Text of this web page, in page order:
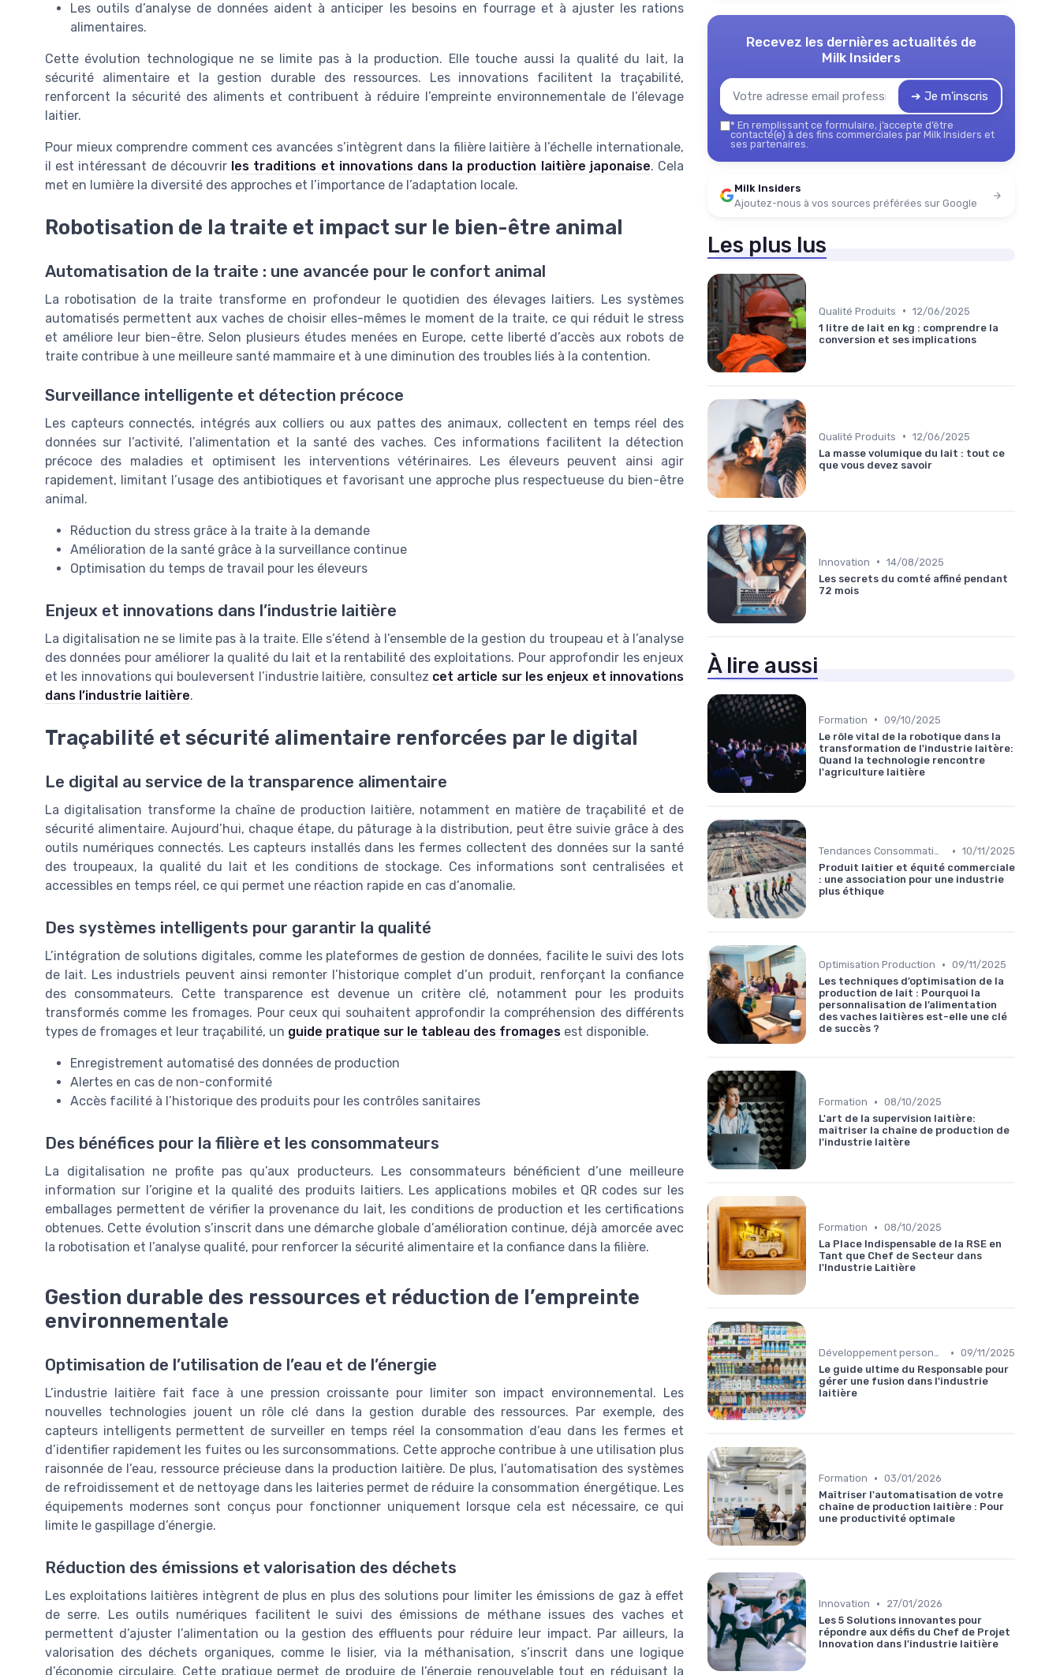
Les outils d’analyse de données aident à anticiper les besoins en fourrage et à ajuster les rations
alimentaires.
Cette évolution technologique ne se limite pas à la production. Elle touche aussi la qualité du lait, la
sécurité alimentaire et la gestion durable des ressources. Les innovations facilitent la traçabilité,
renforcent la sécurité des aliments et contribuent à réduire l’empreinte environnementale de l’élevage
laitier.
Pour mieux comprendre comment ces avancées s’intègrent dans la filière laitière à l’échelle internationale,
il est intéressant de découvrir les traditions et innovations dans la production laitière japonaise. Cela
met en lumière la diversité des approches et l’importance de l’adaptation locale.
Robotisation de la traite et impact sur le bien-être animal
Automatisation de la traite : une avancée pour le confort animal
La robotisation de la traite transforme en profondeur le quotidien des élevages laitiers. Les systèmes
automatisés permettent aux vaches de choisir elles-mêmes le moment de la traite, ce qui réduit le stress
et améliore leur bien-être. Selon plusieurs études menées en Europe, cette liberté d’accès aux robots de
traite contribue à une meilleure santé mammaire et à une diminution des troubles liés à la contention.
Surveillance intelligente et détection précoce
Les capteurs connectés, intégrés aux colliers ou aux pattes des animaux, collectent en temps réel des
données sur l’activité, l’alimentation et la santé des vaches. Ces informations facilitent la détection
précoce des maladies et optimisent les interventions vétérinaires. Les éleveurs peuvent ainsi agir
rapidement, limitant l’usage des antibiotiques et favorisant une approche plus respectueuse du bien-être
animal.
Réduction du stress grâce à la traite à la demande
Amélioration de la santé grâce à la surveillance continue
Optimisation du temps de travail pour les éleveurs
Enjeux et innovations dans l’industrie laitière
La digitalisation ne se limite pas à la traite. Elle s’étend à l’ensemble de la gestion du troupeau et à l’analyse
des données pour améliorer la qualité du lait et la rentabilité des exploitations. Pour approfondir les enjeux
et les innovations qui bouleversent l’industrie laitière, consultez cet article sur les enjeux et innovations
dans l’industrie laitière.
Traçabilité et sécurité alimentaire renforcées par le digital
Le digital au service de la transparence alimentaire
La digitalisation transforme la chaîne de production laitière, notamment en matière de traçabilité et de
sécurité alimentaire. Aujourd’hui, chaque étape, du pâturage à la distribution, peut être suivie grâce à des
outils numériques connectés. Les capteurs installés dans les fermes collectent des données sur la santé
des troupeaux, la qualité du lait et les conditions de stockage. Ces informations sont centralisées et
accessibles en temps réel, ce qui permet une réaction rapide en cas d’anomalie.
Des systèmes intelligents pour garantir la qualité
L’intégration de solutions digitales, comme les plateformes de gestion de données, facilite le suivi des lots
de lait. Les industriels peuvent ainsi remonter l’historique complet d’un produit, renforçant la confiance
des consommateurs. Cette transparence est devenue un critère clé, notamment pour les produits
transformés comme les fromages. Pour ceux qui souhaitent approfondir la compréhension des différents
types de fromages et leur traçabilité, un guide pratique sur le tableau des fromages est disponible.
Enregistrement automatisé des données de production
Alertes en cas de non-conformité
Accès facilité à l’historique des produits pour les contrôles sanitaires
Des bénéfices pour la filière et les consommateurs
La digitalisation ne profite pas qu’aux producteurs. Les consommateurs bénéficient d’une meilleure
information sur l’origine et la qualité des produits laitiers. Les applications mobiles et QR codes sur les
emballages permettent de vérifier la provenance du lait, les conditions de production et les certifications
obtenues. Cette évolution s’inscrit dans une démarche globale d’amélioration continue, déjà amorcée avec
la robotisation et l’analyse qualité, pour renforcer la sécurité alimentaire et la confiance dans la filière.
Gestion durable des ressources et réduction de l’empreinte
environnementale
Optimisation de l’utilisation de l’eau et de l’énergie
L’industrie laitière fait face à une pression croissante pour limiter son impact environnemental. Les
nouvelles technologies jouent un rôle clé dans la gestion durable des ressources. Par exemple, des
capteurs intelligents permettent de surveiller en temps réel la consommation d’eau dans les fermes et
d’identifier rapidement les fuites ou les surconsommations. Cette approche contribue à une utilisation plus
raisonnée de l’eau, ressource précieuse dans la production laitière. De plus, l’automatisation des systèmes
de refroidissement et de nettoyage dans les laiteries permet de réduire la consommation énergétique. Les
équipements modernes sont conçus pour fonctionner uniquement lorsque cela est nécessaire, ce qui
limite le gaspillage d’énergie.
Réduction des émissions et valorisation des déchets
Les exploitations laitières intègrent de plus en plus des solutions pour limiter les émissions de gaz à effet
de serre. Les outils numériques facilitent le suivi des émissions de méthane issues des vaches et
permettent d’ajuster l’alimentation ou la gestion des effluents pour réduire leur impact. Par ailleurs, la
valorisation des déchets organiques, comme le lisier, via la méthanisation, s’inscrit dans une logique
d’économie circulaire. Cette pratique permet de produire de l’énergie renouvelable tout en réduisant la
Recevez les dernières actualités de
Milk Insiders
➔ Je m'inscris
* En remplissant ce formulaire, j’accepte d’être
contacté(e) à des fins commerciales par Milk Insiders et
ses partenaires.
Milk Insiders
Ajoutez-nous à vos sources préférées sur Google
Les plus lus
Qualité Produits • 12/06/2025
1 litre de lait en kg : comprendre la
conversion et ses implications
Qualité Produits • 12/06/2025
La masse volumique du lait : tout ce
que vous devez savoir
Innovation • 14/08/2025
Les secrets du comté affiné pendant
72 mois
À lire aussi
Formation • 09/10/2025
Le rôle vital de la robotique dans la
transformation de l'industrie laitère:
Quand la technologie rencontre
l'agriculture laitière
Tendances Consommation • 10/11/2025
Produit laitier et équité commerciale
: une association pour une industrie
plus éthique
Optimisation Production • 09/11/2025
Les techniques d’optimisation de la
production de lait : Pourquoi la
personnalisation de l’alimentation
des vaches laitières est-elle une clé
de succès ?
Formation • 08/10/2025
L'art de la supervision laitière:
maîtriser la chaîne de production de
l'industrie laitère
Formation • 08/10/2025
La Place Indispensable de la RSE en
Tant que Chef de Secteur dans
l'Industrie Laitière
Développement personnel • 09/11/2025
Le guide ultime du Responsable pour
gérer une fusion dans l'industrie
laitière
Formation • 03/01/2026
Maîtriser l'automatisation de votre
chaîne de production laitière : Pour
une productivité optimale
Innovation •
27/01/2026
Les 5 Solutions innovantes pour
répondre aux défis du Chef de Projet
Innovation dans l'industrie laitière